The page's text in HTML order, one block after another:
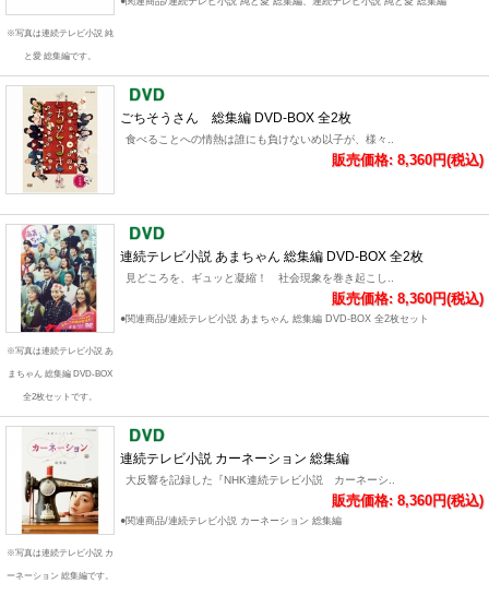
※写真は連続テレビ小説 純
と愛 総集編です。
ごちそうさん 総集編 DVD-BOX 全2枚
食べることへの情熱は誰にも負けないめ以子が、様々..
販売価格: 8,360円(税込)
※写真は連続テレビ小説 あ
まちゃん 総集編 DVD-BOX
全2枚セットです。
連続テレビ小説 あまちゃん 総集編 DVD-BOX 全2枚
見どころを、ギュッと凝縮！ 社会現象を巻き起こし..
販売価格: 8,360円(税込)
●関連商品/連続テレビ小説 あまちゃん 総集編 DVD-BOX 全2枚セット
※写真は連続テレビ小説 カ
ーネーション 総集編です。
連続テレビ小説 カーネーション 総集編
大反響を記録した『NHK連続テレビ小説 カーネーシ..
販売価格: 8,360円(税込)
●関連商品/連続テレビ小説 カーネーション 総集編